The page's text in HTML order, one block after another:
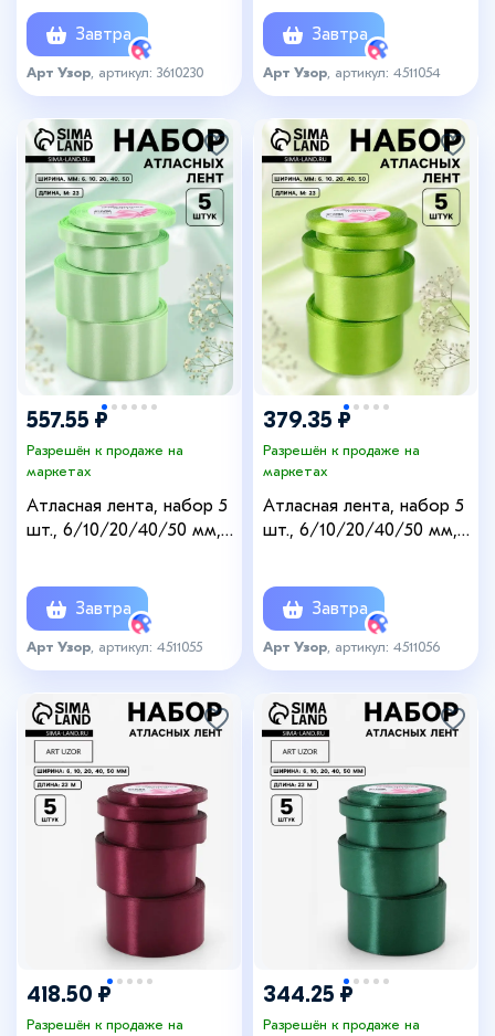
Завтра
Арт Узор , артикул: 3610230
Завтра
Арт Узор , артикул: 4511054
557.55 ₽
Разрешён к продаже на
маркетах
Атласная лента, набор 5
шт., 6/10/20/40/50 мм,
Завтра
Арт Узор , артикул: 4511055
379.35 ₽
Разрешён к продаже на
маркетах
Атласная лента, набор 5
шт., 6/10/20/40/50 мм,
Завтра
Арт Узор , артикул: 4511056
418.50 ₽
Разрешён к продаже на
344.25 ₽
Разрешён к продаже на